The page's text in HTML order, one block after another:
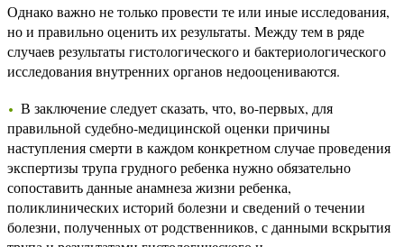
Однако важно не только провести те или иные исследования,
но и правильно оценить их результаты. Между тем в ряде
случаев результаты гистологического и бактериологического
исследования внутренних органов недооцениваются.
В заключение следует сказать, что, во-первых, для
правильной судебно-медицинской оценки причины
наступления смерти в каждом конкретном случае проведения
экспертизы трупа грудного ребенка нужно обязательно
сопоставить данные анамнеза жизни ребенка,
поликлинических историй болезни и сведений о течении
болезни, полученных от родственников, с данными вскрытия